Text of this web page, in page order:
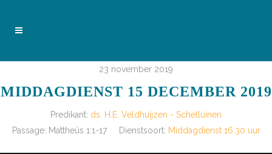
23 november 2019
MIDDAGDIENST 15 DECEMBER 2019
Predikant: ds. H.E. Veldhuijzen - Schelluinen
Passage: Mattheüs 1:1-17 Dienstsoort: Middagdienst 16.30 uur